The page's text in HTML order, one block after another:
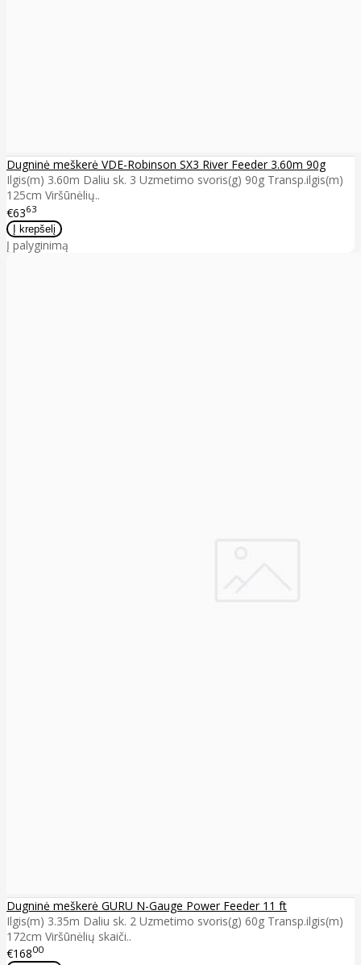
Dugninė meškerė VDE-Robinson SX3 River Feeder 3.60m 90g
Ilgis(m) 3.60m Daliu sk. 3 Uzmetimo svoris(g) 90g Transp.ilgis(m)
125cm Viršūnėlių..
€6363
Į palyginimą
Dugninė meškerė GURU N-Gauge Power Feeder 11 ft
Ilgis(m) 3.35m Daliu sk. 2 Uzmetimo svoris(g) 60g Transp.ilgis(m)
172cm Viršūnėlių skaiči..
€16800